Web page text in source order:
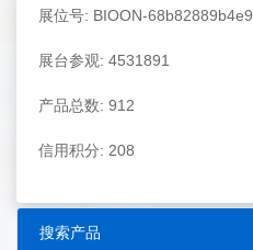
展位号: BIOON-68b82889b4e9
展台参观: 4531891
产品总数: 912
信用积分: 208
搜索产品